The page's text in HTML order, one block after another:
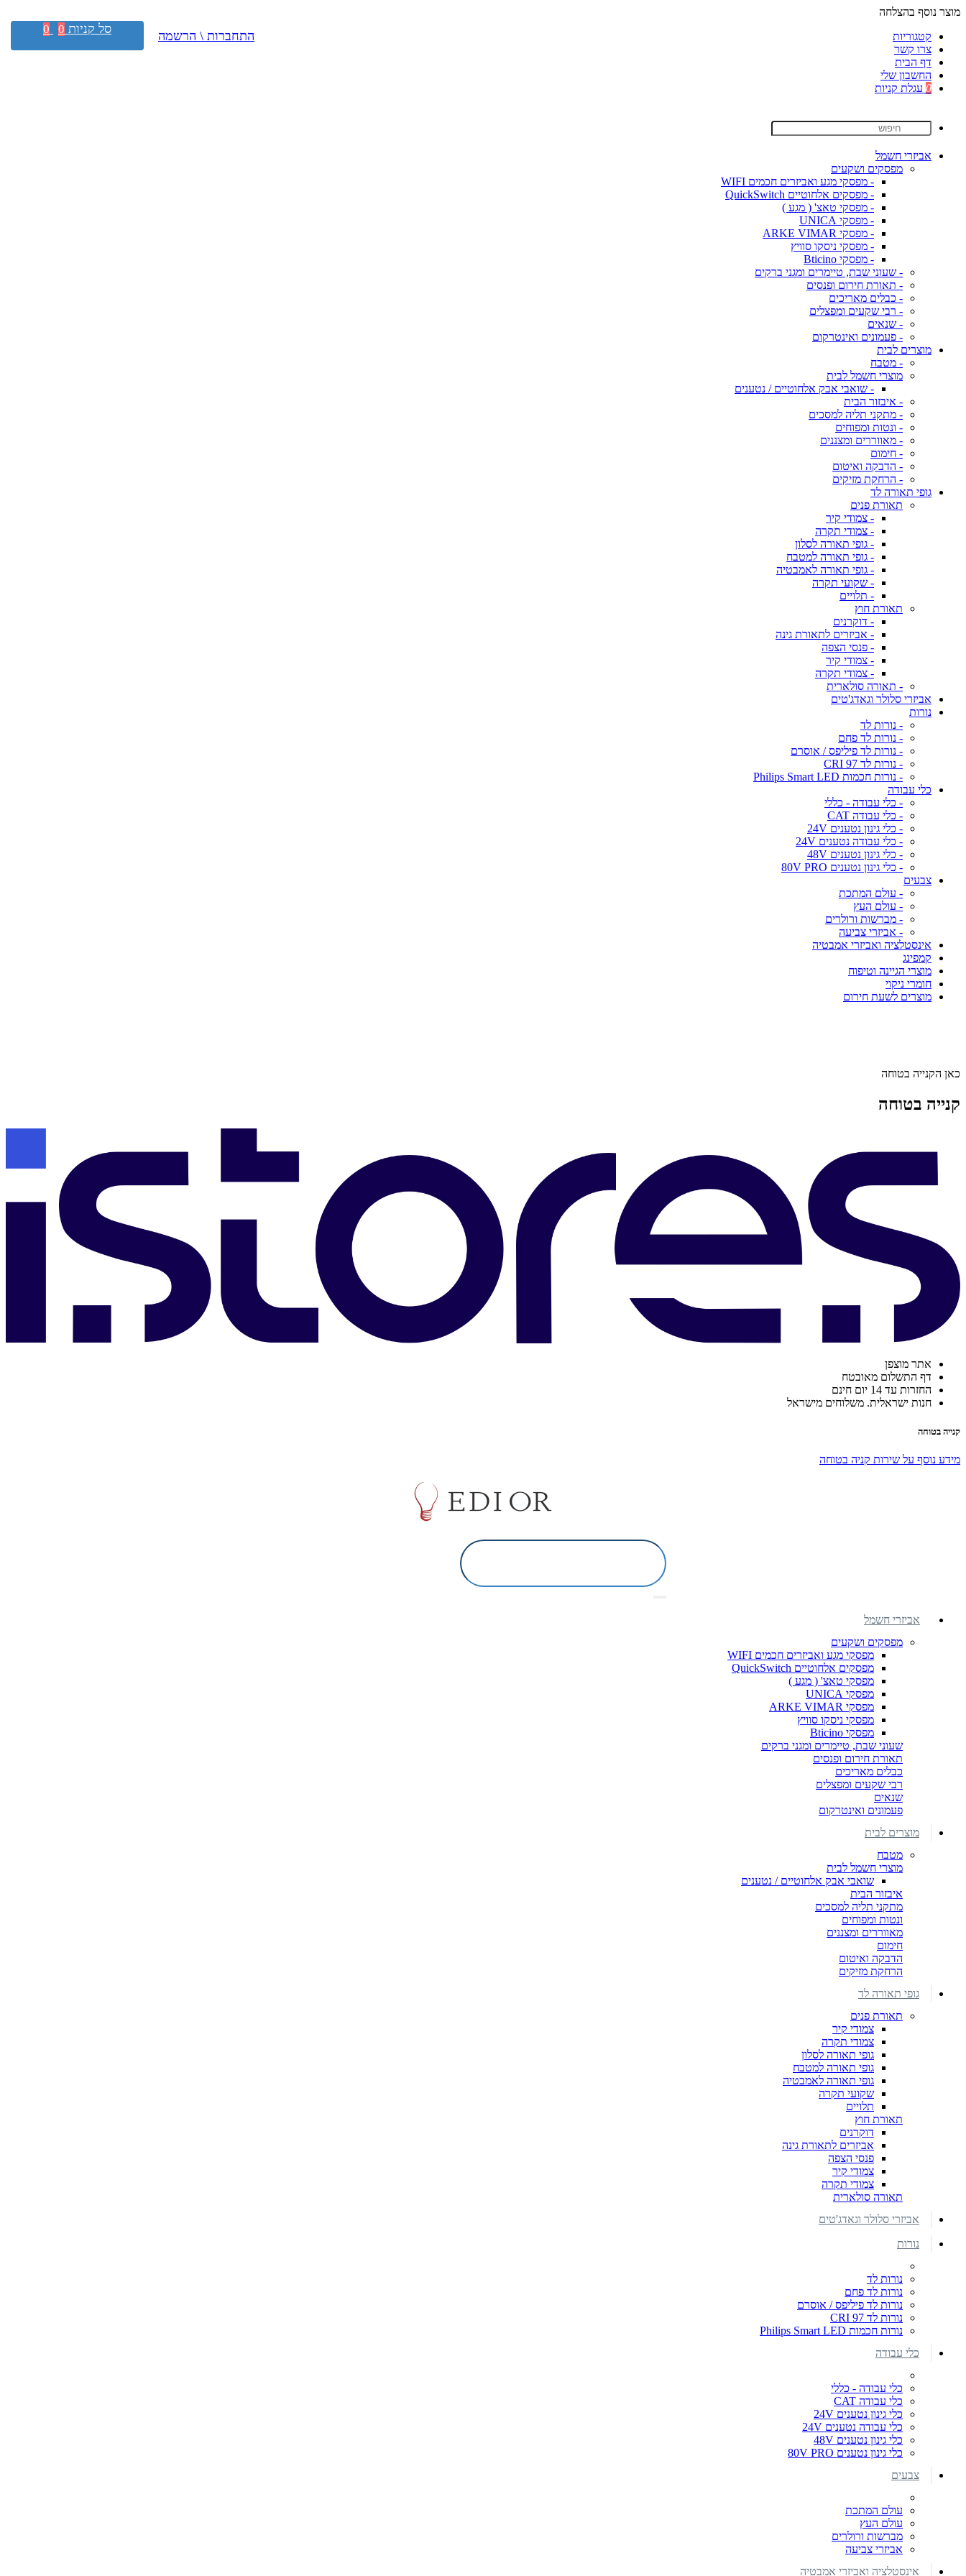
מוצר נוסף בהצלחה
קטגוריות
צרו קשר
דף הבית
החשבון שלי
0 עגלת קניות
אביזרי חשמל
מפסקים ושקעים
- מפסקי מגע ואביזרים חכמים WIFI
- מפסקים אלחוטיים QuickSwitch
- מפסקי טאצ' ( מגע )
- מפסקי UNICA
- מפסקי ARKE VIMAR
- מפסקי ניסקו סוויץ
- מפסקי Bticino
- שעוני שבת, טיימרים ומגני ברקים
- תאורת חירום ופנסים
- כבלים מאריכים
- רבי שקעים ומפצלים
- שנאים
- פעמונים ואינטרקום
מוצרים לבית
- מטבח
מוצרי חשמל לבית
- שואבי אבק אלחוטיים / נטענים
- איבזור הבית
- מתקני תליה למסכים
- ונטות ומפוחים
- מאווררים ומצננים
- חימום
- הדבקה ואיטום
- הרחקת מזיקים
גופי תאורה לד
תאורת פנים
- צמודי קיר
- צמודי תקרה
- גופי תאורה לסלון
- גופי תאורה למטבח
- גופי תאורה לאמבטיה
- שקועי תקרה
- תלויים
תאורת חוץ
- דוקרנים
- אביזרים לתאורת גינה
- פנסי הצפה
- צמודי קיר
- צמודי תקרה
- תאורה סולארית
אביזרי סלולר וגאדג'טים
נורות
- נורות לד
- נורות לד פחם
- נורות לד פיליפס / אוסרם
- נורות לד CRI 97
- נורות חכמות Philips Smart LED
כלי עבודה
- כלי עבודה - כללי
- כלי עבודה CAT
- כלי גינון נטענים 24V
- כלי עבודה נטענים 24V
- כלי גינון נטענים 48V
- כלי גינון נטענים 80V PRO
צבעים
- עולם המתכת
- עולם העץ
- מברשות ורולרים
- אביזרי צביעה
אינסטלציה ואביזרי אמבטיה
קמפינג
מוצרי הגיינה וטיפוח
חומרי ניקוי
מוצרים לשעת חירום
כאן הקנייה בטוחה
קנייה בטוחה
אתר מוצפן
דף התשלום מאובטח
החזרות עד 14 יום חינם
חנות ישראלית. משלוחים מישראל
קנייה בטוחה
מידע נוסף על שירות קניה בטוחה
התחברות \ הרשמה סל קניות 0
0
אביזרי חשמל
מפסקים ושקעים
מפסקי מגע ואביזרים חכמים WIFI
מפסקים אלחוטיים QuickSwitch
מפסקי טאצ' ( מגע )
מפסקי UNICA
מפסקי ARKE VIMAR
מפסקי ניסקו סוויץ
מפסקי Bticino
שעוני שבת, טיימרים ומגני ברקים
תאורת חירום ופנסים
כבלים מאריכים
רבי שקעים ומפצלים
שנאים
פעמונים ואינטרקום
מוצרים לבית
מטבח
מוצרי חשמל לבית
שואבי אבק אלחוטיים / נטענים
איבזור הבית
מתקני תליה למסכים
ונטות ומפוחים
מאווררים ומצננים
חימום
הדבקה ואיטום
הרחקת מזיקים
גופי תאורה לד
תאורת פנים
צמודי קיר
צמודי תקרה
גופי תאורה לסלון
גופי תאורה למטבח
גופי תאורה לאמבטיה
שקועי תקרה
תלויים
תאורת חוץ
דוקרנים
אביזרים לתאורת גינה
פנסי הצפה
צמודי קיר
צמודי תקרה
תאורה סולארית
אביזרי סלולר וגאדג'טים
נורות
נורות לד
נורות לד פחם
נורות לד פיליפס / אוסרם
נורות לד CRI 97
נורות חכמות Philips Smart LED
כלי עבודה
כלי עבודה - כללי
כלי עבודה CAT
כלי גינון נטענים 24V
כלי עבודה נטענים 24V
כלי גינון נטענים 48V
כלי גינון נטענים 80V PRO
צבעים
עולם המתכת
עולם העץ
מברשות ורולרים
אביזרי צביעה
אינסטלציה ואביזרי אמבטיה